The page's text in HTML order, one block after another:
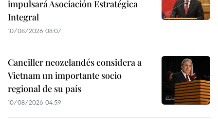
impulsará Asociación Estratégica
Integral
10/08/2026 08:07
Canciller neozelandés considera a
Vietnam un importante socio
regional de su país
10/08/2026 04:59